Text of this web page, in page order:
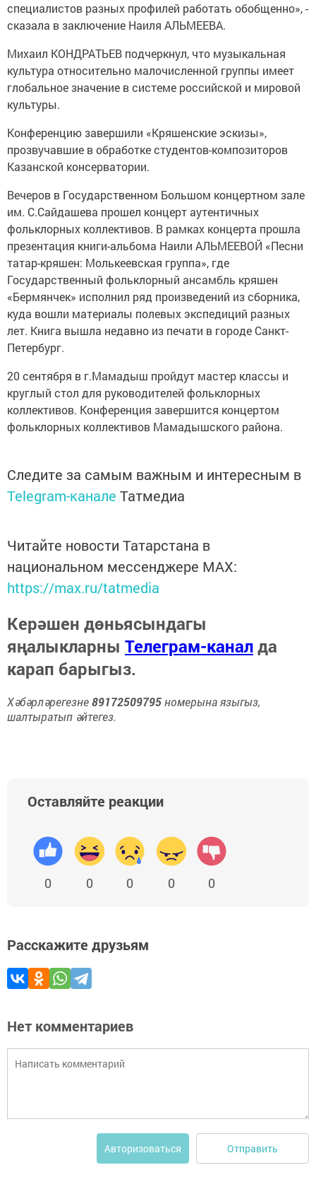
специалистов разных профилей работать обобщенно», -
сказала в заключение Наиля АЛЬМЕЕВА.
Михаил КОНДРАТЬЕВ подчеркнул, что музыкальная
культура относительно малочисленной группы имеет
глобальное значение в системе российской и мировой
культуры.
Конференцию завершили «Кряшенские эскизы»,
прозвучавшие в обработке студентов-композиторов
Казанской консерватории.
Вечеров в Государственном Большом концертном зале
им. С.Сайдашева прошел концерт аутентичных
фольклорных коллективов. В рамках концерта прошла
презентация книги-альбома Наили АЛЬМЕЕВОЙ «Песни
татар-кряшен: Молькеевская группа», где
Государственный фольклорный ансамбль кряшен
«Бермянчек» исполнил ряд произведений из сборника,
куда вошли материалы полевых экспедиций разных
лет. Книга вышла недавно из печати в городе Санкт-
Петербург.
20 сентября в г.Мамадыш пройдут мастер классы и
круглый стол для руководителей фольклорных
коллективов. Конференция завершится концертом
фольклорных коллективов Мамадышского района.
Следите за самым важным и интересным в
Telegram-канале Татмедиа
Читайте новости Татарстана в
национальном мессенджере MАХ:
https://max.ru/tatmedia
Керәшен дөньясындагы
яңалыкларны Телеграм-каналда
карап барыгыз.
Хәбәрләрегезне89172509795номерына языгыз,
шалтыратып әйтегез.
Оставляйте реакции
0 0 0 0 0
Расскажите друзьям
Нет комментариев
Авторизоваться Отправить